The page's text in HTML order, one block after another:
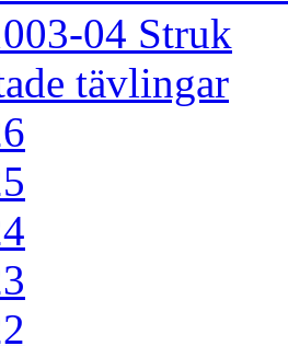
04 Struk
tävlingar